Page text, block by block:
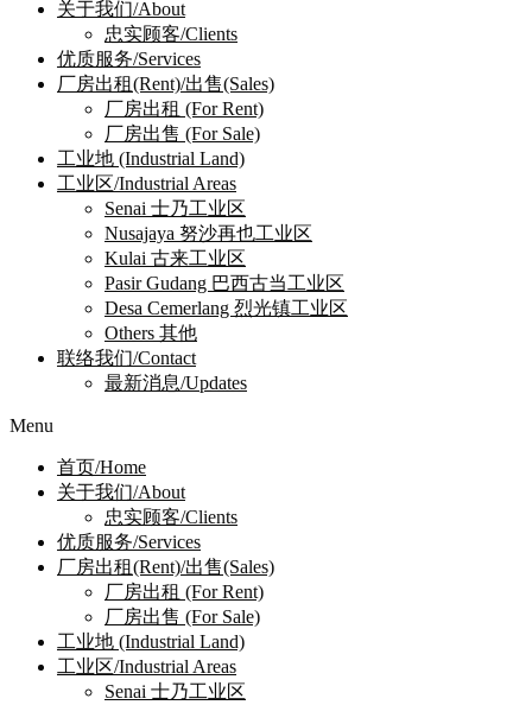
关于我们/About
忠实顾客/Clients
优质服务/Services
厂房出租(Rent)/出售(Sales)
厂房出租 (For Rent)
厂房出售 (For Sale)
工业地 (Industrial Land)
工业区/Industrial Areas
Senai 士乃工业区
Nusajaya 努沙再也工业区
Kulai 古来工业区
Pasir Gudang 巴西古当工业区
Desa Cemerlang 烈光镇工业区
Others 其他
联络我们/Contact
最新消息/Updates
Menu
首页/Home
关于我们/About
忠实顾客/Clients
优质服务/Services
厂房出租(Rent)/出售(Sales)
厂房出租 (For Rent)
厂房出售 (For Sale)
工业地 (Industrial Land)
工业区/Industrial Areas
Senai 士乃工业区